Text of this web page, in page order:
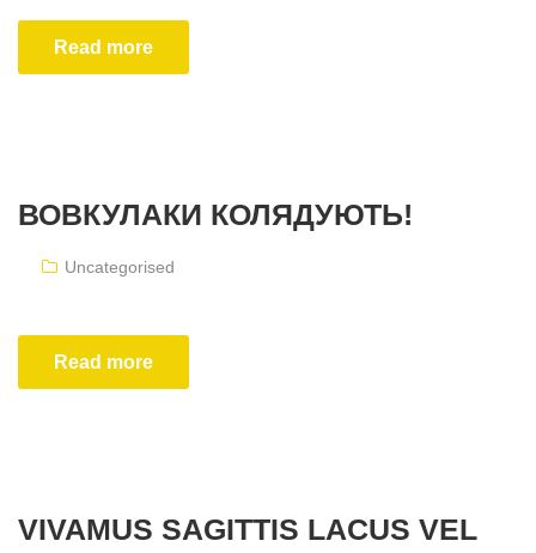
Read more
ВОВКУЛАКИ КОЛЯДУЮТЬ!
Uncategorised
Read more
VIVAMUS SAGITTIS LACUS VEL